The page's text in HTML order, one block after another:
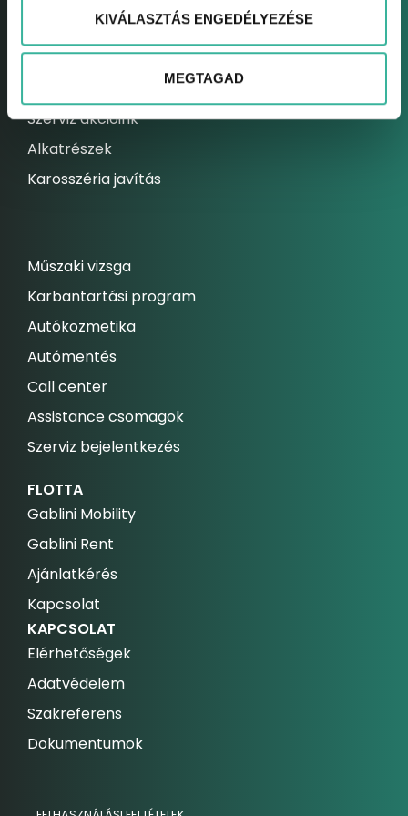
KIVÁLASZTÁS ENGEDÉLYEZÉSE
MEGTAGAD
Elektromos autó szerviz
Kárrendezési centrum
Állandó szolgáltatásaink
Szerviz akcióink
Alkatrészek
Karosszéria javítás
Műszaki vizsga
Karbantartási program
Autókozmetika
Autómentés
Call center
Assistance csomagok
Szerviz bejelentkezés
FLOTTA
Gablini Mobility
Gablini Rent
Ajánlatkérés
Kapcsolat
KAPCSOLAT
Elérhetőségek
Adatvédelem
Szakreferens
Dokumentumok